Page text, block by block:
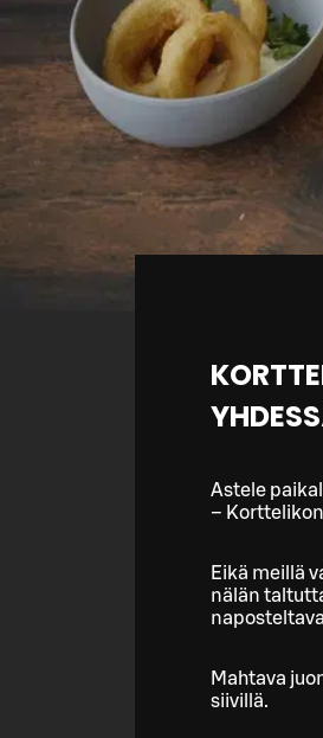
Astele
–
Eikä meillä
nälän
Mahtava
siivillä.